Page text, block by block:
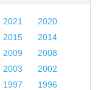
2021
2020
2015
2014
2009
2008
2003
2002
1997
1996